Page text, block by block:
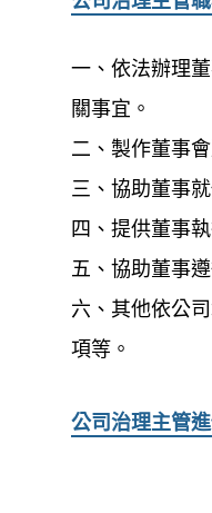
一、依法辦理
關事宜。
二、製作董事
三、協助董事
四、提供董事
五、協助董事
六、其他依公
項等。
公司治理主管